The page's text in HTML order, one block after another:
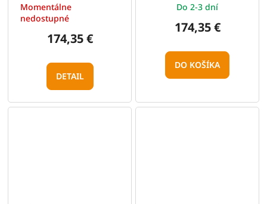
Momentálne
nedostupné
174,35 €
DETAIL
Do 2-3 dní
174,35 €
DO KOŠÍKA